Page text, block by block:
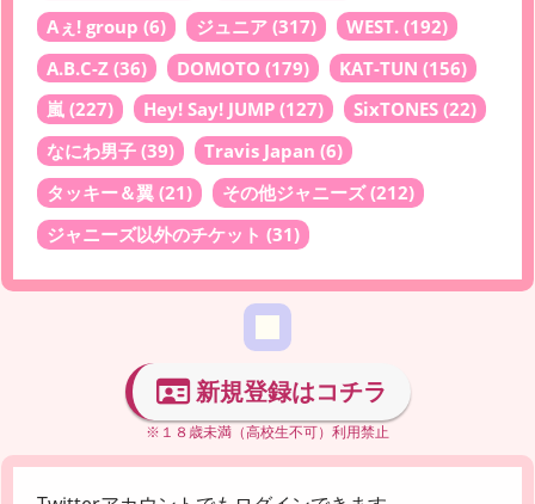
Aぇ! group (6) ジュニア (317) WEST. (192)
A.B.C-Z (36) DOMOTO (179) KAT-TUN (156)
嵐 (227) Hey! Say! JUMP (127) SixTONES (22)
なにわ男子 (39) Travis Japan (6)
タッキー＆翼 (21) その他ジャニーズ(212)
ジャニーズ以外のチケット (31)
新規登録はコチラ
※１８歳未満（高校生不可）利用禁止